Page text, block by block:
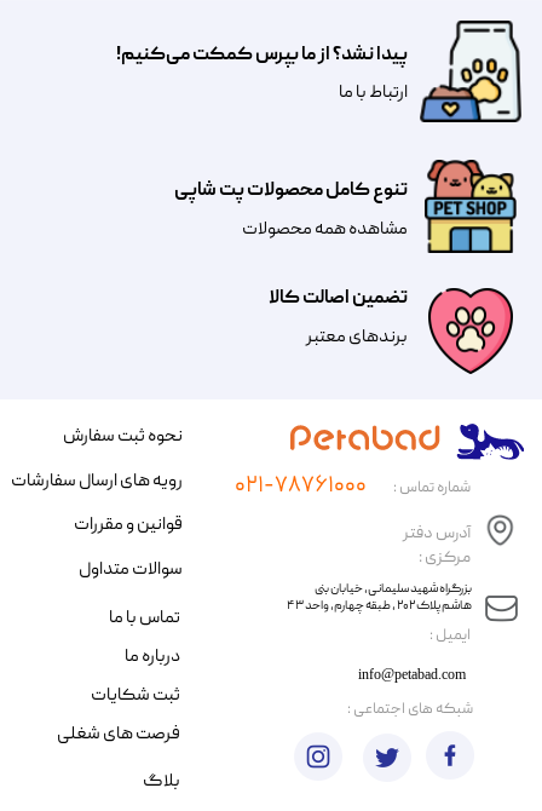
تضمین اصالت کالا
​​برندهای معتبر​​​​​​​
تنوع کامل محصولات پت شاپی
مشاهده همه محصولات
پیدا نشد؟ از ما بپرس کمکت می‌کنیم!
​​​ارتباط با ما
​ایمیل :
آدرس دفتر
مرکزی :
info@petabad.com
​​بزرگراه شهید سلیمانی، خیابان بنی
هاشم پلاک ۲۰۲ ، طبقه چهارم، واحد ۴۳
شماره تماس : ۰۲۱-۷۸۷۶۱۰۰۰
نحوه ثبت سفارش
رویه های ارسال سفارشات
قوانین و مقررات
سوالات متداول
تماس با ما
درباره ما
ثبت شکایات
فرصت های شغلی
​شبکه های اجتماعی :
بلاگ